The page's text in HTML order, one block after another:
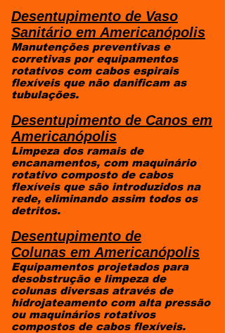
Desentupimento de Vaso
Sanitário em Americanópolis
Manutenções preventivas e
corretivas por equipamentos
rotativos com cabos espirais
flexíveis que não danificam as
tubulações.
Desentupimento de Canos em
Americanópolis
Limpeza dos ramais de
encanamentos, com maquinário
rotativo composto de cabos
flexíveis que são introduzidos na
rede, eliminando assim todos os
detritos.
Desentupimento de
Colunas em Americanópolis
Equipamentos projetados para
desobstrução e limpeza de
colunas diversas através de
hidrojateamento com alta pressão
ou maquinários rotativos
compostos de cabos flexíveis.